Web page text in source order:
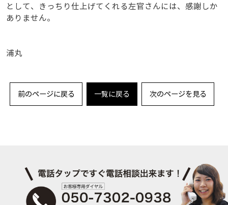
として、きっちり仕上げてくれる左官さんには、感謝しか
ありません。
浦丸
前のページに戻る 一覧に戻る 次のページを見る